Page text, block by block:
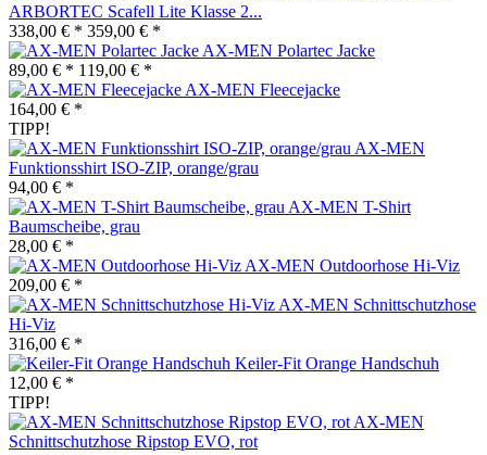
ARBORTEC Scafell Lite Klasse 2...
338,00 € * 359,00 € *
AX-MEN Polartec Jacke
89,00 € * 119,00 € *
AX-MEN Fleecejacke
164,00 € *
TIPP!
AX-MEN
Funktionsshirt ISO-ZIP, orange/grau
94,00 € *
AX-MEN T-Shirt
Baumscheibe, grau
28,00 € *
AX-MEN Outdoorhose Hi-Viz
209,00 € *
AX-MEN Schnittschutzhose
Hi-Viz
316,00 € *
Keiler-Fit Orange Handschuh
12,00 € *
TIPP!
AX-MEN
Schnittschutzhose Ripstop EVO, rot